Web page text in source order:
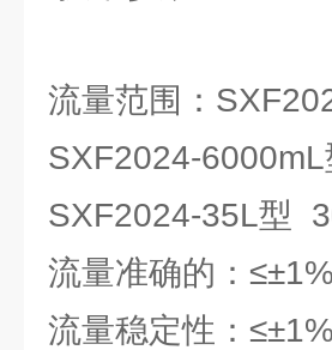
流量范围：
SXF2024-
SXF2024-35L型
流量准确的：
流量稳定性：